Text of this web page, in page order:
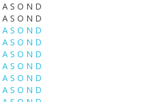
A S O N D
A S O N D
A S O N D
A S O N D
A S O N D
A S O N D
A S O N D
A S O N D